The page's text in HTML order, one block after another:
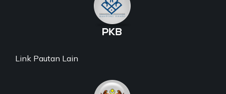
Link Pautan Lain